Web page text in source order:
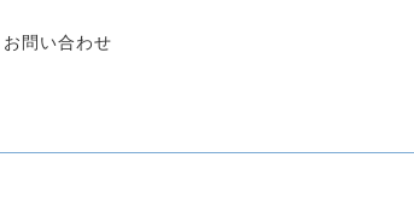
お問い合わせ